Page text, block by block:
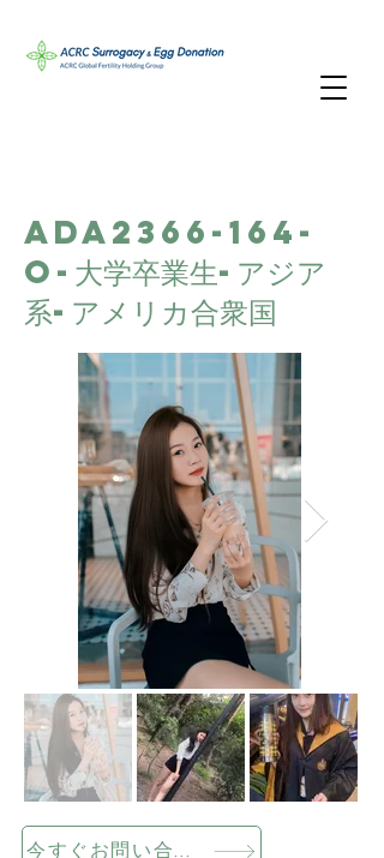
ADA2366-164-
O-大学卒業生-アジア
系-アメリカ合衆国